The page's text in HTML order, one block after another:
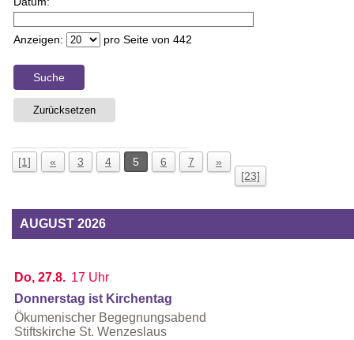
Anzeigen: pro Seite von 442
Suche
Zurücksetzen
[1] « 3 4 5 6 7
»
[23]
AUGUST 2026
Do, 27.8. 17 Uhr
Donnerstag ist Kirchentag
Ökumenischer Begegnungsabend
Stiftskirche St. Wenzeslaus